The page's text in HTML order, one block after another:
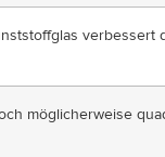
verbessert
möglicherweise